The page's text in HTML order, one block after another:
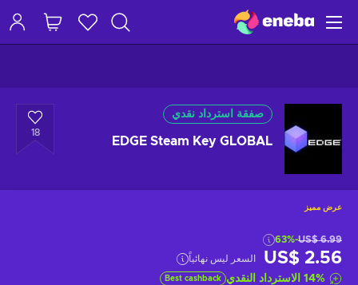
صفقة استرداد نقدي
EDGE Steam Key GLOBAL
18
عرض مميز
US$ 6.99
-63%
US$ 2.56 السعر ليس نهائياً
14% الاسترداد النقدي Best cashback